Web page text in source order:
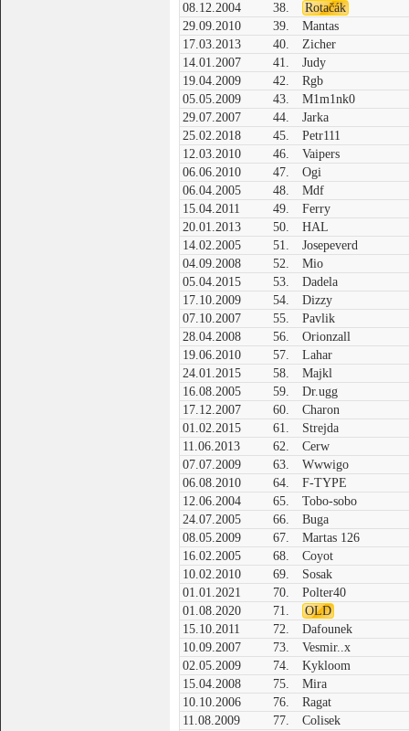
08.12.2004
38.
Rotačák
29.09.2010
39.
Mantas
17.03.2013
40.
Zicher
14.01.2007
41.
Judy
19.04.2009
42.
Rgb
05.05.2009
43.
M1m1nk0
29.07.2007
44.
Jarka
25.02.2018
45.
Petr111
12.03.2010
46.
Vaipers
06.06.2010
47.
Ogi
06.04.2005
48.
Mdf
15.04.2011
49.
Ferry
20.01.2013
50.
HAL
14.02.2005
51.
Josepeverd
04.09.2008
52.
Mio
05.04.2015
53.
Dadela
17.10.2009
54.
Dizzy
07.10.2007
55.
Pavlik
28.04.2008
56.
Orionzall
19.06.2010
57.
Lahar
24.01.2015
58.
Majkl
16.08.2005
59.
Dr.ugg
17.12.2007
60.
Charon
01.02.2015
61.
Strejda
11.06.2013
62.
Cerw
07.07.2009
63.
Wwwigo
06.08.2010
64.
F-TYPE
12.06.2004
65.
Tobo-sobo
24.07.2005
66.
Buga
08.05.2009
67.
Martas 126
16.02.2005
68.
Coyot
10.02.2010
69.
Sosak
01.01.2021
70.
Polter40
01.08.2020
71.
OLD
15.10.2011
72.
Dafounek
10.09.2007
73.
Vesmir..x
02.05.2009
74.
Kykloom
15.04.2008
75.
Mira
10.10.2006
76.
Ragat
11.08.2009
77.
Colisek